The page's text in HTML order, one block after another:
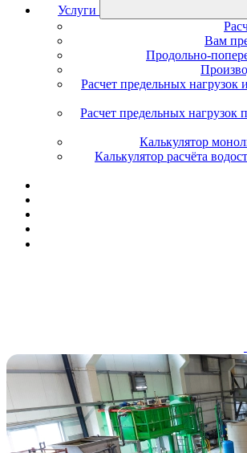
Услуги
Вам
Продольно-
Расчет предельных нагрузок
Расчет предельных
Калькулятор
Калькулятор расчёта